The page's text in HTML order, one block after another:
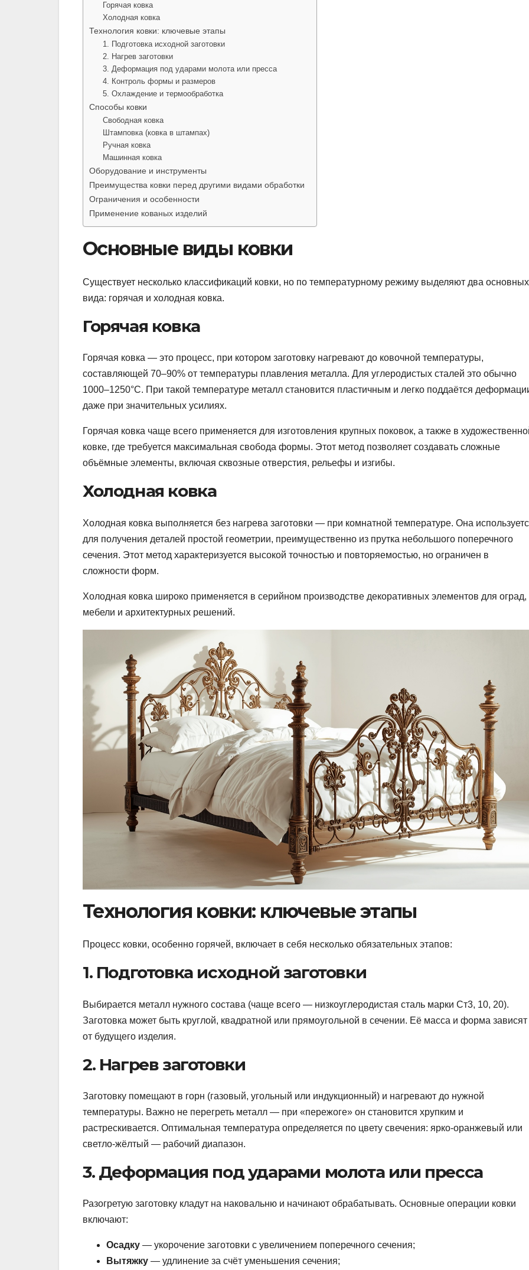
Горячая ковка
Холодная ковка
Технология ковки: ключевые этапы
1. Подготовка исходной заготовки
2. Нагрев заготовки
3. Деформация под ударами молота или пресса
4. Контроль формы и размеров
5. Охлаждение и термообработка
Способы ковки
Свободная ковка
Штамповка (ковка в штампах)
Ручная ковка
Машинная ковка
Оборудование и инструменты
Преимущества ковки перед другими видами обработки
Ограничения и особенности
Применение кованых изделий
Основные виды ковки
Существует несколько классификаций ковки, но по температурному режиму выделяют два основных
вида: горячая и холодная ковка.
Горячая ковка
Горячая ковка — это процесс, при котором заготовку нагревают до ковочной температуры,
составляющей 70–90% от температуры плавления металла. Для углеродистых сталей это обычно
1000–1250°C. При такой температуре металл становится пластичным и легко поддаётся
даже при значительных усилиях.
Горячая ковка чаще всего применяется для изготовления крупных поковок, а также в
ковке, где требуется максимальная свобода формы. Этот метод позволяет создавать сложные
объёмные элементы, включая сквозные отверстия, рельефы и изгибы.
Холодная ковка
Холодная ковка выполняется без нагрева заготовки — при комнатной температуре. Она
для получения деталей простой геометрии, преимущественно из прутка небольшого поперечного
сечения. Этот метод характеризуется высокой точностью и повторяемостью, но ограничен в
сложности форм.
Холодная ковка широко применяется в серийном производстве декоративных элементов для оград,
мебели и архитектурных решений.
Технология ковки: ключевые этапы
Процесс ковки, особенно горячей, включает в себя несколько обязательных этапов:
1. Подготовка исходной заготовки
Выбирается металл нужного состава (чаще всего — низкоуглеродистая сталь марки Ст3, 10, 20).
Заготовка может быть круглой, квадратной или прямоугольной в сечении. Её масса и форма зависят
от будущего изделия.
2. Нагрев заготовки
Заготовку помещают в горн (газовый, угольный или индукционный) и нагревают до нужной
температуры. Важно не перегреть металл — при «пережоге» он становится хрупким и
растрескивается. Оптимальная температура определяется по цвету свечения: ярко-оранжевый или
светло-жёлтый — рабочий диапазон.
3. Деформация под ударами молота или пресса
Разогретую заготовку кладут на наковальню и начинают обрабатывать. Основные операции ковки
включают:
Осадку — укорочение заготовки с увеличением поперечного сечения;
Вытяжку — удлинение за счёт уменьшения сечения;